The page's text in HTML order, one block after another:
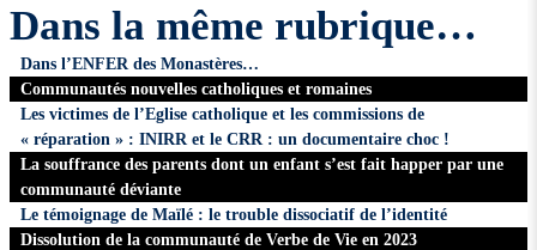
Dans la même rubrique…
Dans l’ENFER des Monastères…
Communautés nouvelles catholiques et romaines
Les victimes de l’Eglise catholique et les commissions de
« réparation » : INIRR et le CRR : un documentaire choc !
La souffrance des parents dont un enfant s’est fait happer par une
communauté déviante
Le témoignage de Maïlé : le trouble dissociatif de l’identité
Dissolution de la communauté de Verbe de Vie en 2023